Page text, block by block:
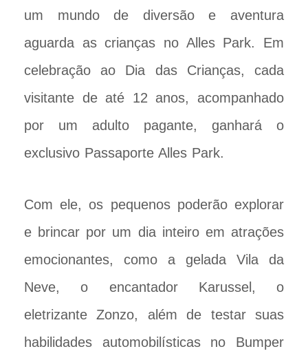
um mundo de diversão e aventura
aguarda as crianças no Alles Park. Em
celebração ao Dia das Crianças, cada
visitante de até 12 anos, acompanhado
por um adulto pagante, ganhará o
exclusivo Passaporte Alles Park.
Com ele, os pequenos poderão explorar
e brincar por um dia inteiro em atrações
emocionantes, como a gelada Vila da
Neve, o encantador Karussel, o
eletrizante Zonzo, além de testar suas
habilidades automobilísticas no Bumper